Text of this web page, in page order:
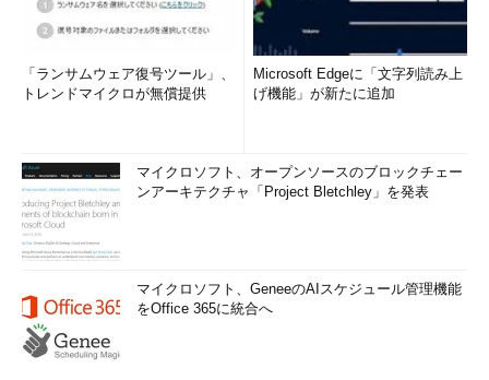
「ランサムウェア復号ツール」、
トレンドマイクロが無償提供
Microsoft Edgeに「文字列読み上
げ機能」が新たに追加
マイクロソフト、オープンソースのブロックチェー
ンアーキテクチャ「Project Bletchley」を発表
マイクロソフト、GeneeのAIスケジュール管理機能
をOffice 365に統合へ